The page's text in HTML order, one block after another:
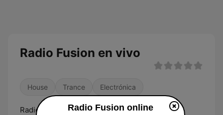
Radio Fusion en vivo
House Trance Electrónica
Radio Fusion es una emisora uruguaya con un
Radio Fusion online